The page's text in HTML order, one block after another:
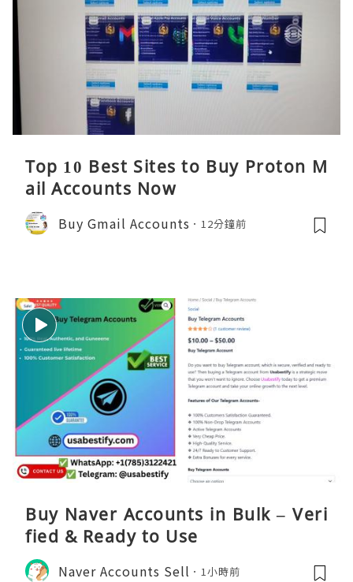
Top 10 Best Sites to Buy Proton M
ail Accounts Now
Buy Gmail Accounts 12分鐘前
Buy Naver Accounts in Bulk – Veri
fied & Ready to Use
Naver Accounts Sell 1小時前